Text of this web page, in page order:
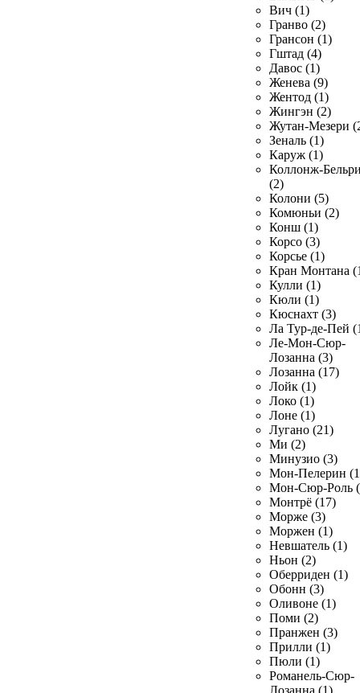
Вич (1)
Гранво (2)
Грансон (1)
Гштад (4)
Давос (1)
Женева (9)
Жентод (1)
Жингэн (2)
Жутан-Мезери
Зеналь (1)
Каруж (1)
Коллонж-
(2)
Колони (5)
Комюньи (2)
Конш (1)
Корсо (3)
Корсье (1)
Кран Монтана
Кулли (1)
Кюли (1)
Кюснахт (3)
Ла Тур-де-Пей
Ле-Мон-Сюр-
Лозанна (3)
Лозанна (17)
Лойк (1)
Локо (1)
Лоне (1)
Лугано (21)
Ми (2)
Минузио (3)
Мон-Пелерин
Мон-Сюр-Роль
Монтрё (17)
Морже (3)
Моржен (1)
Невшатель (1)
Ньон (2)
Оберриден (1)
Обонн (3)
Оливоне (1)
Поми (2)
Пранжен (3)
Прилли (1)
Пюли (1)
Романель-Сюр-
Лозанна (1)